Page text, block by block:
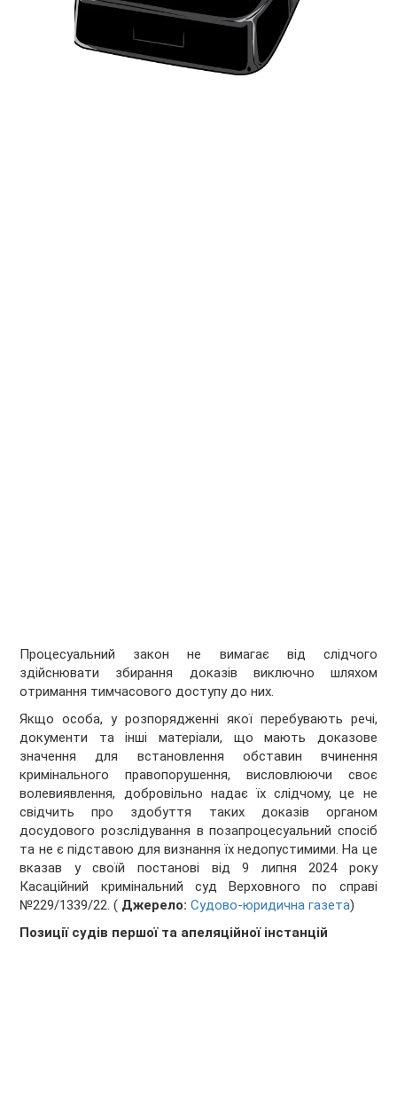
Процесуальний закон не вимагає від слідчого
здійснювати збирання доказів виключно шляхом
отримання тимчасового доступу до них.
Якщо особа, у розпорядженні якої перебувають речі,
документи та інші матеріали, що мають доказове
значення для встановлення обставин вчинення
кримінального правопорушення, висловлюючи своє
волевиявлення, добровільно надає їх слідчому, це не
свідчить про здобуття таких доказів органом
досудового розслідування в позапроцесуальний спосіб
та не є підставою для визнання їх недопустимими. На це
вказав у своїй постанові від 9 липня 2024 року
Касаційний кримінальний суд Верховного по справі
№229/1339/22. ( Джерело: Судово-юридична газета)
Позиції судів першої та апеляційної інстанцій